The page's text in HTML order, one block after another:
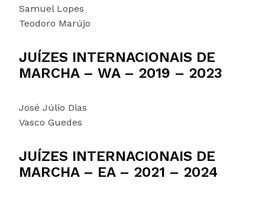
Samuel Lopes
Teodoro Marújo
JUÍZES INTERNACIONAIS DE
MARCHA – WA – 2019 – 2023
José Júlio Dias
Vasco Guedes
JUÍZES INTERNACIONAIS DE
MARCHA – EA – 2021 – 2024